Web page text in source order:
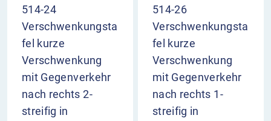
514-24
Verschwenkungsta
fel kurze
Verschwenkung
mit Gegenverkehr
nach rechts 2-
streifig in
514-26
Verschwenkungsta
fel kurze
Verschwenkung
mit Gegenverkehr
nach rechts 1-
streifig in